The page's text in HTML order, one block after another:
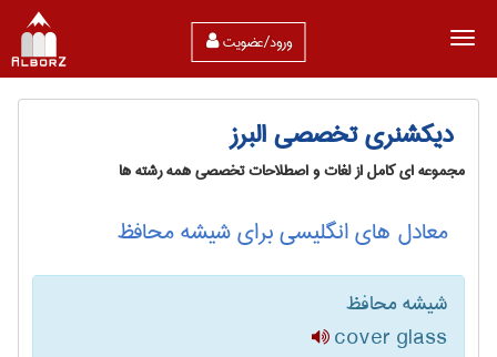
ورود/عضویت
دیکشنری تخصصی البرز
مجموعه ای کامل از لغات و اصطلاحات تخصصی همه رشته ها
معادل های انگلیسی برای شیشه محافظ
شیشه محافظ
cover glass